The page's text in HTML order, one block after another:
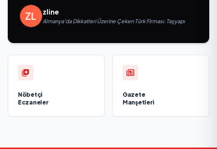
zline
Almanya’da Dikkatleri Üzerine Çeken Türk Firması: Taşyapı
Nöbetçi
Eczaneler
Gazete
Manşetleri